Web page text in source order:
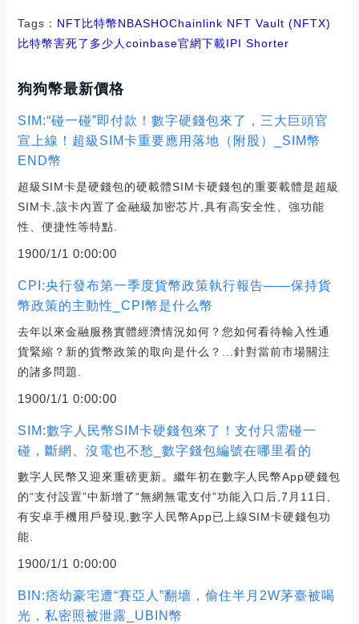
Tags： NFT比特幣NBASHOChainlink NFT Vault (NFTX)
比特幣害死了多少人coinbase官網下載IPI Shorter
狗狗幣最新價格
SIM:“碰一碰”即付款！數字硬錢包來了，三大巨頭官
宣上線！超級SIM卡重要應用落地（附股）_SIM幣
END幣
超級SIM卡是硬錢包的硬載體SIM卡硬錢包的重要載體是超級
SIM卡,該卡內置了金融級加密芯片,具有高安全性、強功能
性、便捷性等特點.
1900/1/1 0:00:00
CPI:央行發布第一季度貨幣政策執行報告——保持貨
幣政策的主動性_CPI幣是什么幣
去年以來金融服務實體經濟情況如何？您如何看待輸入性通
貨緊縮？新的貨幣政策的取向是什么？...針對當前市場關注
的諸多問題.
1900/1/1 0:00:00
SIM:數字人民幣SIM卡硬錢包來了！支付只需碰一
碰，斷網、沒電也不愁_數字錢包編號在哪里看的
數字人民幣又迎來重磅更新。繼年初在數字人民幣App硬錢包
的“支付設置”中新增了“無網無電支付”功能入口后,7月11日,
有安卓手機用戶發現,數字人民幣App已上線SIM卡硬錢包功
能.
1900/1/1 0:00:00
BIN:痞幼豪宅遭“賽亞人”翻墻，偷住半月2W茅臺被喝
光，私密照被泄露_UBIN幣